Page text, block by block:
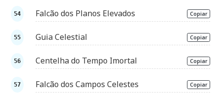
Falcão dos Planos Elevados Copiar
Guia Celestial Copiar
Centelha do Tempo Imortal Copiar
Falcão dos Campos Celestes Copiar